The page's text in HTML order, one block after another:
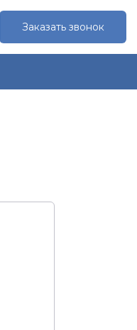
Заказать звонок